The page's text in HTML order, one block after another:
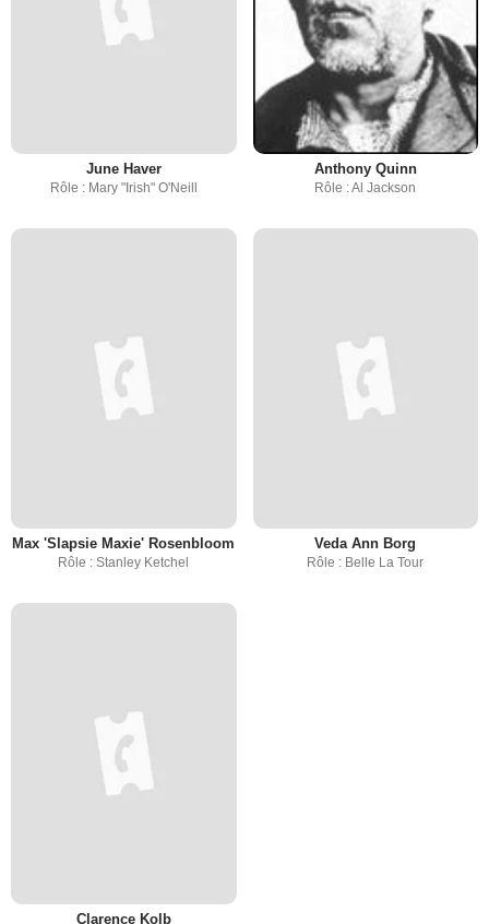
June Haver
Rôle : Mary "Irish" O'Neill
Anthony Quinn
Rôle : Al Jackson
Max 'Slapsie Maxie' Rosenbloom
Rôle : Stanley Ketchel
Veda Ann Borg
Rôle : Belle La Tour
Clarence Kolb